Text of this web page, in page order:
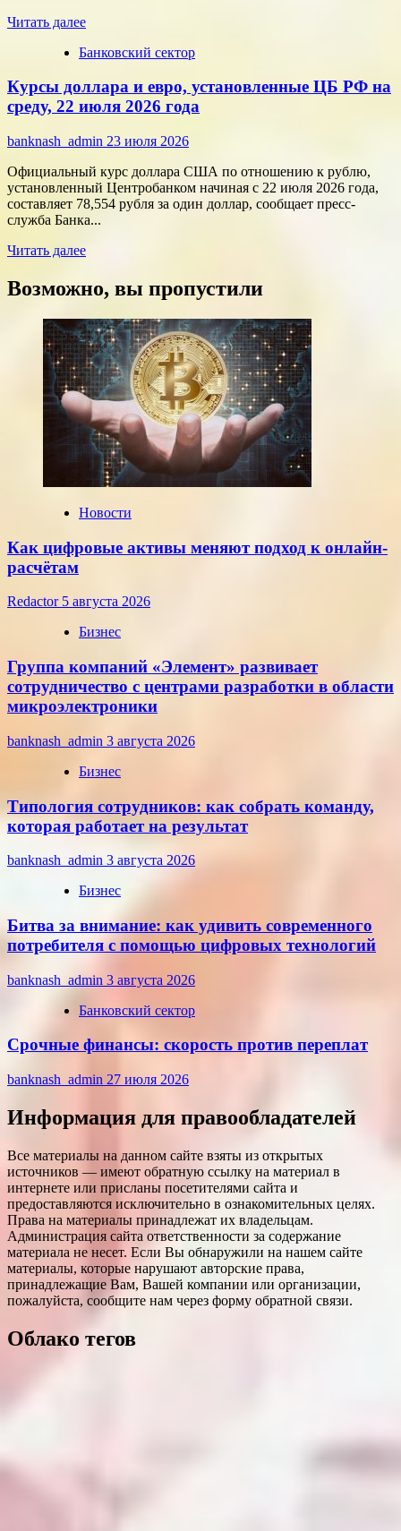
технологий
Читать далееПрочитать
о
финансы:
скорость
против
переплат
Банковский сектор
Курсы доллара и евро, установленные ЦБ РФ на
среду, 22 июля 2026 года
banknash_admin 23 июля 2026
Официальный курс доллара США по отношению к рублю,
установленный Центробанком начиная с 22 июля 2026 года,
составляет 78,554 рубля за один доллар, сообщает пресс-
служба Банка...
Читать далееПрочитать
Курсы
и
евро,
установленные
ЦБ
РФ
на
среду,
22
июля
2026
года
Возможно, вы пропустили
Новости
Как цифровые активы меняют подход к онлайн-
расчётам
Redactor 5 августа 2026
Бизнес
Группа компаний «Элемент» развивает
сотрудничество с центрами разработки в области
микроэлектроники
banknash_admin 3 августа 2026
Бизнес
Типология сотрудников: как собрать команду,
которая работает на результат
banknash_admin 3 августа 2026
Бизнес
Битва за внимание: как удивить современного
потребителя с помощью цифровых технологий
banknash_admin 3 августа 2026
Банковский сектор
Срочные финансы: скорость против переплат
banknash_admin 27 июля 2026
Информация для правообладателей
Все материалы на данном сайте взяты из открытых
источников — имеют обратную ссылку на материал в
интернете или присланы посетителями сайта и
предоставляются исключительно в ознакомительных целях.
Права на материалы принадлежат их владельцам.
Администрация сайта ответственности за содержание
материала не несет. Если Вы обнаружили на нашем сайте
материалы, которые нарушают авторские права,
принадлежащие Вам, Вашей компании или организации,
пожалуйста, сообщите нам через форму обратной связи.
Облако тегов